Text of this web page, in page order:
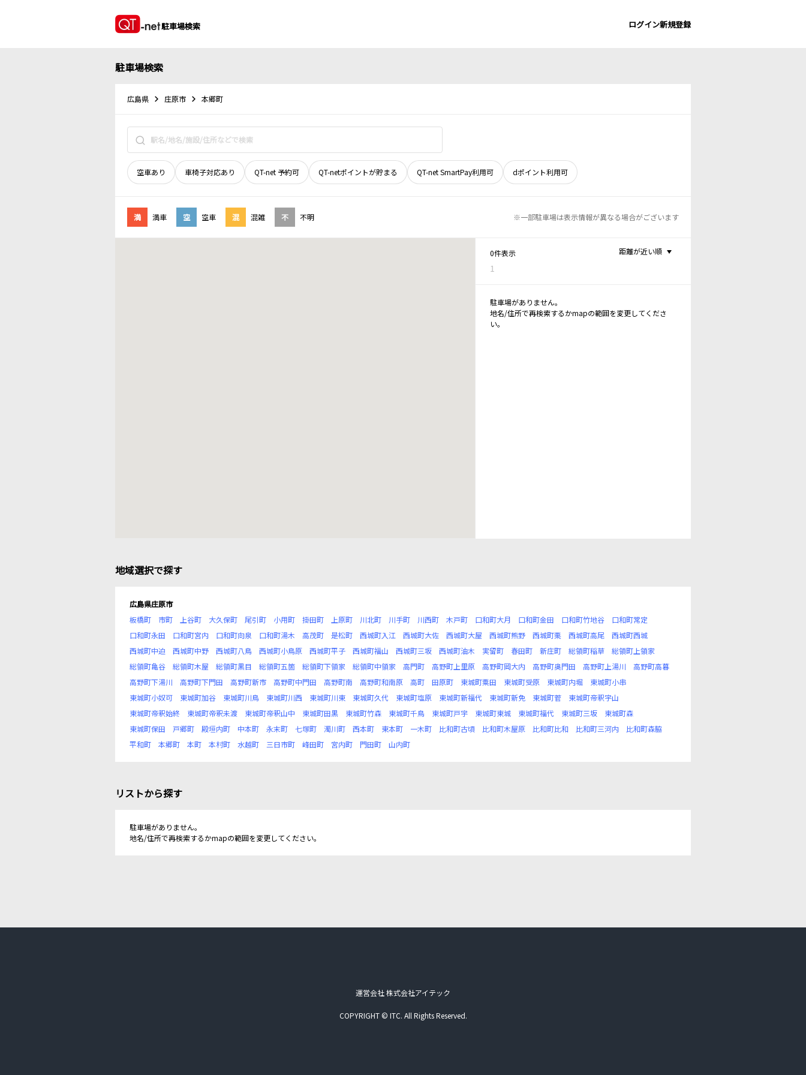
駐車場検索 ログイン新規登録
駐車場検索
広島県 庄原市 本郷町
空車あり 車椅子対応あり QT-net 予約可 QT-netポイントが貯まる QT-net SmartPay利用可 dポイント利用可
満 満車 空 空車 混 混雑 不 不明 ※一部駐車場は表示情報が異なる場合がございます
0件表示
1
距離が近い順
駐車場がありません。
地名/住所で再検索するかmapの範囲を変更してくださ
い。
地域選択で探す
広島県庄原市
板橋町
市町 上谷町 大久保町 尾引町 小用町 掛田町 上原町 川北町 川手町 川西町 木戸町 口和町大月 口和町金田 口和町竹地谷
口和町常定
口和町永田
口和町宮内 口和町向泉 口和町湯木 高茂町 是松町 西城町入江 西城町大佐 西城町大屋 西城町熊野 西城町栗 西城町高尾
西城町西城
西城町中迫
西城町中野 西城町八鳥 西城町小鳥原 西城町平子 西城町福山 西城町三坂 西城町油木 実留町 春田町 新庄町 総領町稲草
総領町上領家
総領町亀谷
総領町木屋 総領町黒目 総領町五箇 総領町下領家 総領町中領家 高門町 高野町上里原 高野町岡大内 高野町奥門田 高野町上湯川
高野町高暮
高野町下湯川
高野町下門田 高野町新市 高野町中門田 高野町南 高野町和南原 高町 田原町 東城町粟田 東城町受原 東城町内堀
東城町小串
東城町小奴可
東城町加谷 東城町川鳥 東城町川西 東城町川東 東城町久代 東城町塩原 東城町新福代 東城町新免 東城町菅
東城町帝釈宇山
東城町帝釈始終
東城町帝釈未渡 東城町帝釈山中 東城町田黒 東城町竹森 東城町千鳥 東城町戸宇 東城町東城 東城町福代 東城町三坂
東城町森
東城町保田
戸郷町 殿垣内町 中本町 永末町 七塚町 濁川町 西本町 東本町 一木町 比和町古頃 比和町木屋原 比和町比和 比和町三河内
比和町森脇
平和町
本郷町 本町 本村町 水越町 三日市町 峰田町 宮内町 門田町 山内町
リストから探す
駐車場がありません。
地名/住所で再検索するかmapの範囲を変更してください。
運営会社 株式会社アイテック
COPYRIGHT © ITC. All Rights Reserved.